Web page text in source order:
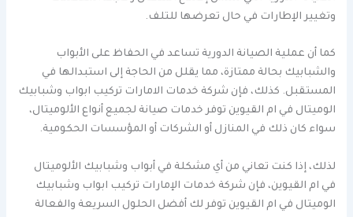
وتغيير الإطارات في حال تعرضها للتلف.
كما أن عملية الصيانة الدورية تساعد في الحفاظ على الأبواب
والشبابيك بحالة ممتازة، مما يقلل من الحاجة إلى استبدالها في
المستقبل. كذلك، فإن شركة خدمات الامارات تركيب ابواب وشبابيك
الوميتال في ام القيوين توفر خدمات صيانة لجميع أنواع الألوميتال،
سواء كان ذلك في المنازل أو الشركات أو المؤسسات الحكومية.
لذلك، إذا كنت تعاني من أي مشكلة في أبواب وشبابيك الألوميتال
في ام القيوين، فإن شركة خدمات الإمارات تركيب ابواب وشبابيك
الوميتال في ام القيوين توفر لك أفضل الحلول السريعة والفعالة